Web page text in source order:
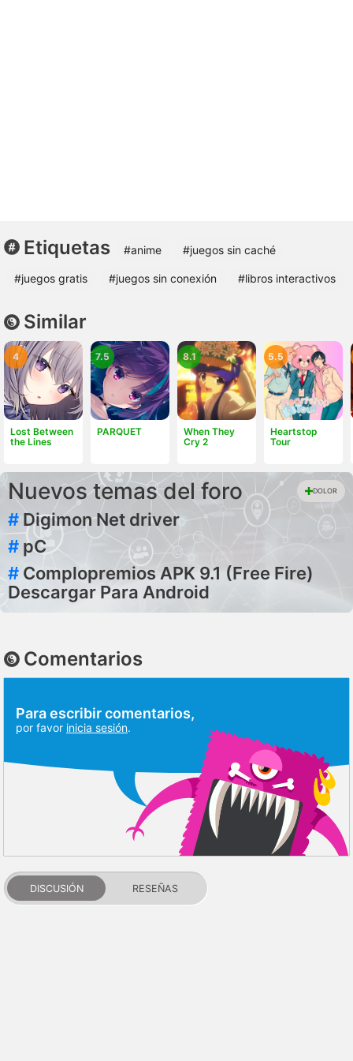
Etiquetas #anime #juegos sin caché
#juegos gratis #juegos sin conexión #libros interactivos
Similar
Lost Between
the Lines
4
PARQUET
7.5
When They
Cry 2
8.1
Heartstop
Tour
5.5
Nuevos temas del foro DOLOR
# Digimon Net driver
# pC
# Complopremios APK 9.1 (Free Fire)
Descargar Para Android
Comentarios
Para escribir comentarios,
por favor inicia sesión.
DISCUSIÓN RESEÑAS